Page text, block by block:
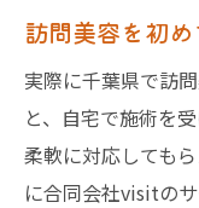
訪問美容を初
実際に千葉県で訪
と、自宅で施術を
柔軟に対応しても
に合同会社visitの